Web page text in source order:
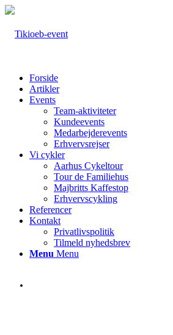
Forside
Artikler
Events
Team-aktiviteter
Kundeevents
Medarbejderevents
Erhvervsrejser
Vi cykler
Aarhus Cykeltour
Tour de Familiehus
Majbritts Kaffestop
Erhvervscykling
Referencer
Kontakt
Privatlivspolitik
Tilmeld nyhedsbrev
Menu Menu